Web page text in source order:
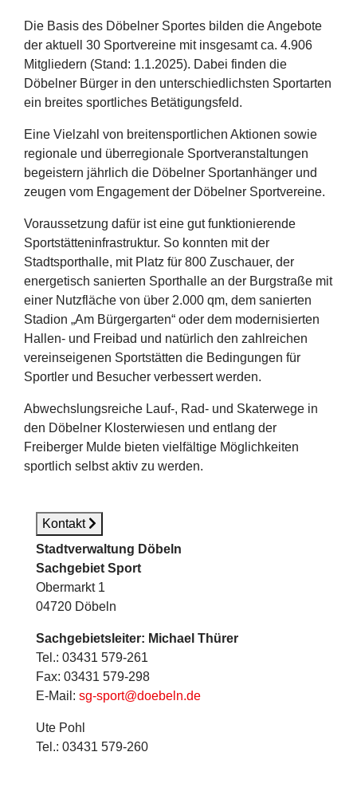
Die Basis des Döbelner Sportes bilden die Angebote
der aktuell 30 Sportvereine mit insgesamt ca. 4.906
Mitgliedern (Stand: 1.1.2025). Dabei finden die
Döbelner Bürger in den unterschiedlichsten Sportarten
ein breites sportliches Betätigungsfeld.
Eine Vielzahl von breitensportlichen Aktionen sowie
regionale und überregionale Sportveranstaltungen
begeistern jährlich die Döbelner Sportanhänger und
zeugen vom Engagement der Döbelner Sportvereine.
Voraussetzung dafür ist eine gut funktionierende
Sportstätteninfrastruktur. So konnten mit der
Stadtsporthalle, mit Platz für 800 Zuschauer, der
energetisch sanierten Sporthalle an der Burgstraße mit
einer Nutzfläche von über 2.000 qm, dem sanierten
Stadion „Am Bürgergarten“ oder dem modernisierten
Hallen- und Freibad und natürlich den zahlreichen
vereinseigenen Sportstätten die Bedingungen für
Sportler und Besucher verbessert werden.
Abwechslungsreiche Lauf-, Rad- und Skaterwege in
den Döbelner Klosterwiesen und entlang der
Freiberger Mulde bieten vielfältige Möglichkeiten
sportlich selbst aktiv zu werden.
Kontakt
Stadtverwaltung Döbeln
Sachgebiet Sport
Obermarkt 1
04720 Döbeln
Sachgebietsleiter: Michael Thürer
Tel.: 03431 579-261
Fax: 03431 579-298
E-Mail: sg-sport@doebeln.de
Ute Pohl
Tel.: 03431 579-260